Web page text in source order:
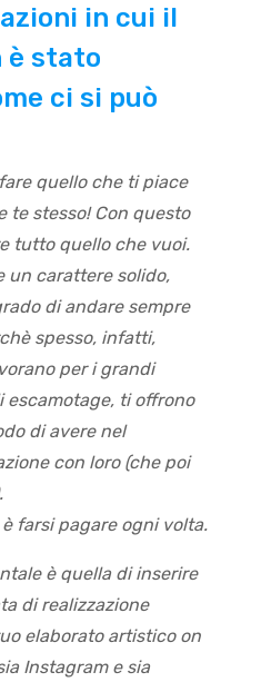
in cui il
è stato
ci si può
quello che ti piace
te stesso! Con questo
tutto quello che vuoi.
un carattere solido,
di andare sempre
spesso, infatti,
per i grandi
ti offrono
di avere nel
con loro (che poi
farsi pagare ogni volta.
è quella di inserire
di realizzazione
elaborato artistico on
Instagram e sia